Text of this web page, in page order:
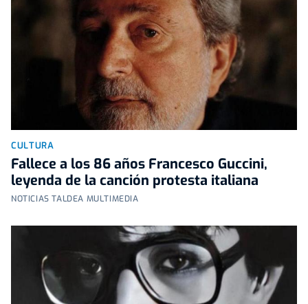
CULTURA
Fallece a los 86 años Francesco Guccini,
leyenda de la canción protesta italiana
NOTICIAS TALDEA MULTIMEDIA